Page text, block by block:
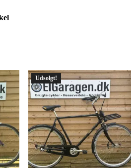
Udsolgt!